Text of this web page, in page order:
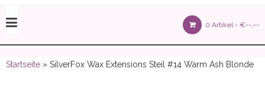
0 Artikel - €--,--
150 gram)
Startseite » SilverFox Wax Extensions Steil #14 Warm Ash Blonde